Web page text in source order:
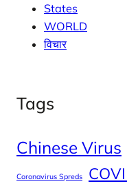
States
WORLD
विचार
Tags
Chinese Virus
Coronavirus Spreds